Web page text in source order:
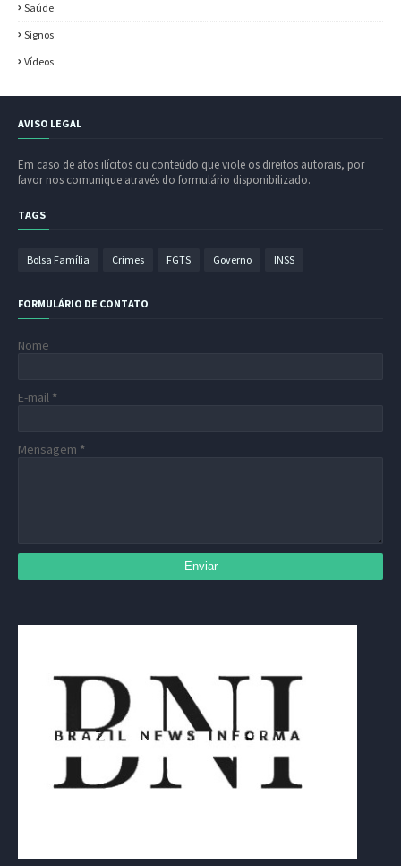
Saúde
Signos
Vídeos
AVISO LEGAL
Em caso de atos ilícitos ou conteúdo que viole os direitos autorais, por
favor nos comunique através do formulário disponibilizado.
TAGS
Bolsa Família Crimes FGTS Governo INSS
FORMULÁRIO DE CONTATO
Nome
E-mail *
Mensagem *